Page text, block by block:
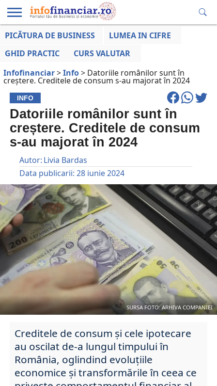
EDUCAȚIE
LA ZI
AFACERILOR
PICĂTURA DE BUSINESS
LUMEA IN CIFRE
GHID PRACTIC
CURS VALUTAR
Infofinanciar>Info> Datoriile românilor sunt în
creștere. Creditele de consum s-au majorat în 2024
INFO
Datoriile românilor sunt în
creștere. Creditele de consum
s-au majorat în 2024
Autor: Livia Bardas
Data publicarii: 28 iunie 2024
SURSA FOTO: ARHIVA COMPANIEI
Creditele de consum și cele ipotecare
au oscilat de-a lungul timpului în
România, oglindind evoluțiile
economice și transformările în ceea ce